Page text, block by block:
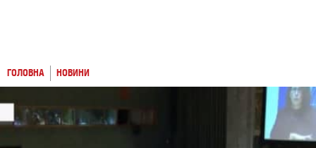
ГОЛОВНА НОВИНИ